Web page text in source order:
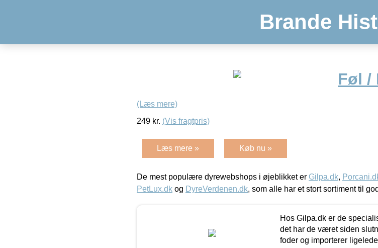
Brande
Føl /
(Læs mere)
249 kr. (Vis fragtpris)
Læs mere » Køb nu »
De mest populære dyrewebshops i øjeblikket er Gilpa.dk,
PetLux.dk og DyreVerdenen.dk, som alle har et stort sortiment til
Hos Gilpa.dk er de
det har de været siden
foder og importerer